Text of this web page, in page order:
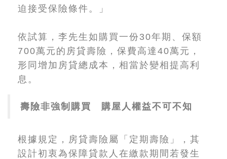
迫接受保險條件。」
依試算，李先生如購買一份30年期、保額
700萬元的房貸壽險，保費高達40萬元，
形同增加房貸總成本，相當於變相提高利
息。
壽險非強制購買 購屋人權益不可不知
根據規定，房貸壽險屬「定期壽險」，其
設計初衷為保障貸款人在繳款期間若發生